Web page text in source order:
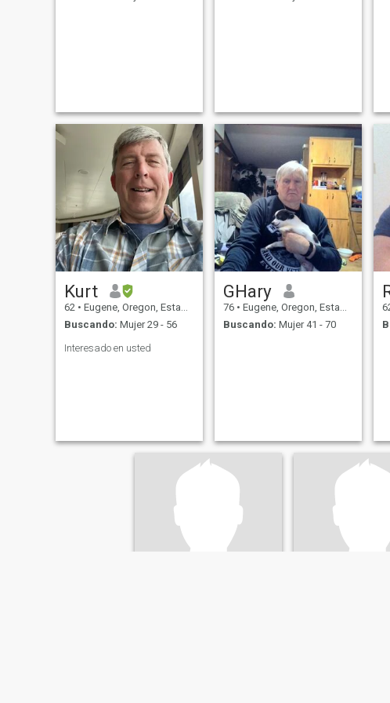
Kurt
62 • Eugene, Oregon, Estados Unidos
Buscando: Mujer 29 - 56
Interesado en usted
GHary
76 • Eugene, Oregon, Estados Unidos
Buscando: Mujer 41 - 70